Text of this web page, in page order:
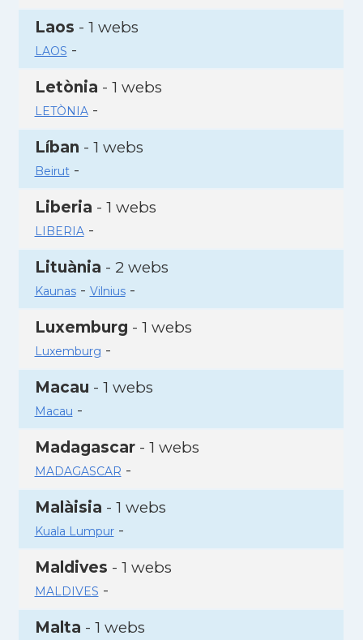
Laos - 1 webs
LAOS -
Letònia - 1 webs
LETÒNIA-
Líban - 1 webs
Beirut-
Liberia - 1 webs
LIBERIA-
Lituània - 2 webs
Kaunas- Vilnius-
Luxemburg - 1 webs
Luxemburg -
Macau - 1 webs
Macau -
Madagascar- 1 webs
MADAGASCAR -
Malàisia - 1 webs
Kuala Lumpur-
Maldives - 1 webs
MALDIVES -
Malta - 1 webs